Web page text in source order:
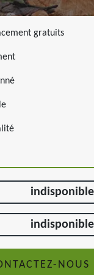
gratuits
indisponible
indisponible
NOUS